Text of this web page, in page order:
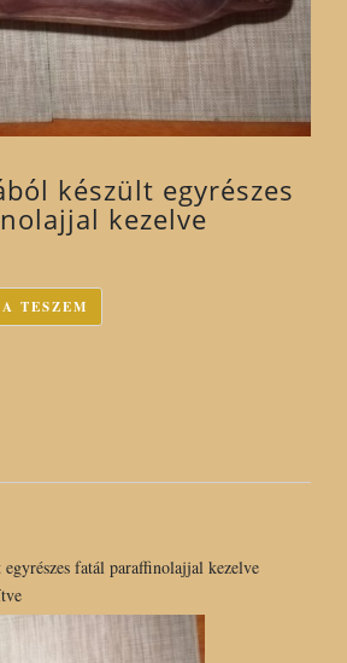
készült egyrészes
kezelve
TESZEM
fatál paraffinolajjal kezelve